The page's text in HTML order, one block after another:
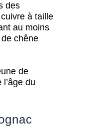
des
à taille
au moins
chêne
de
l’âge du